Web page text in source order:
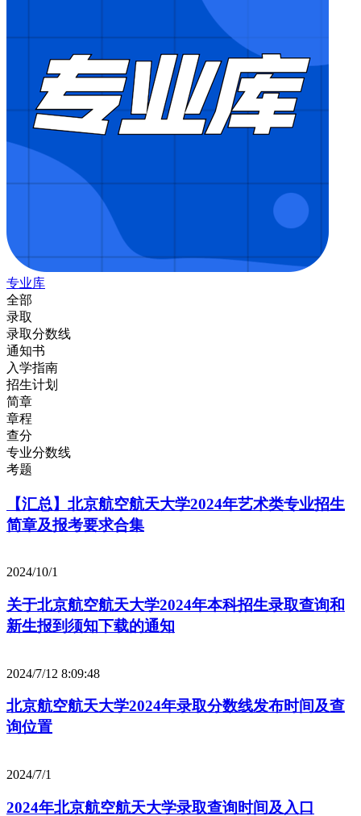
专业库
全部
录取
录取分数线
通知书
入学指南
招生计划
简章
章程
查分
专业分数线
考题
【汇总】北京航空航天大学2024年艺术类专业招生
简章及报考要求合集
2024/10/1
关于北京航空航天大学2024年本科招生录取查询和
新生报到须知下载的通知
2024/7/12 8:09:48
北京航空航天大学2024年录取分数线发布时间及查
询位置
2024/7/1
2024年北京航空航天大学录取查询时间及入口